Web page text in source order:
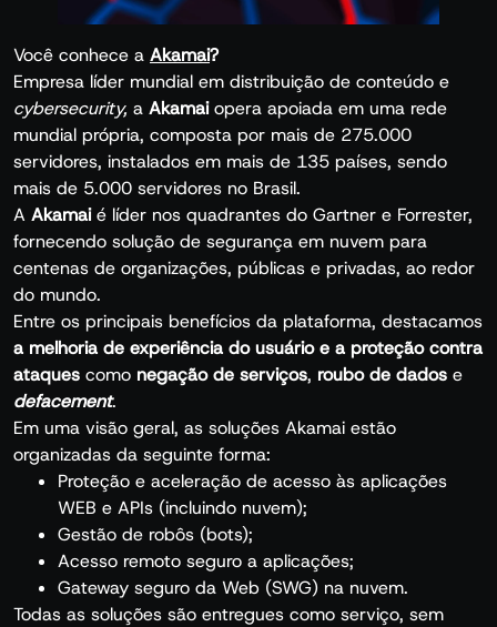
Você conhece a Akamai?
Empresa líder mundial em distribuição de conteúdo e
cybersecurity, a Akamaiopera apoiada em uma rede
mundial própria, composta por mais de 275.000
servidores, instalados em mais de 135 países, sendo
mais de 5.000 servidores no Brasil.
A Akamaié líder nos quadrantes do Gartner e Forrester,
fornecendo solução de segurança em nuvem para
centenas de organizações, públicas e privadas, ao redor
do mundo.
Entre os principais benefícios da plataforma, destacamos
a melhoria de experiência do usuário e a proteção contra
ataques como negação de serviços, roubo de dados e
defacement.
Em uma visão geral, as soluções Akamai estão
organizadas da seguinte forma:
Proteção e aceleração de acesso às aplicações
WEB e APIs (incluindo nuvem);
Gestão de robôs (bots);
Acesso remoto seguro a aplicações;
Gateway seguro da Web (SWG) na nuvem.
Todas as soluções são entregues como serviço, sem